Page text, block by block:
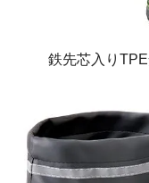
鉄先芯入り